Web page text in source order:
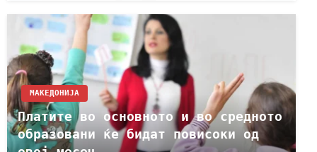
МАКЕДОНИЈА
Платите во основното и во средното
образовани ќе бидат повисоки од